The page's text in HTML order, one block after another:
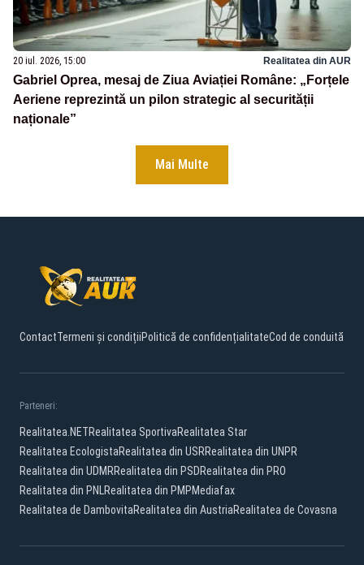
20 iul. 2026, 15:00 Realitatea din AUR
Gabriel Oprea, mesaj de Ziua Aviației Române: „Forțele
Aeriene reprezintă un pilon strategic al securității
naționale”
Mai Multe
ContactTermeni și condițiiPolitică de confidențialitateCod de conduită
Parteneri:
Realitatea.NETRealitatea SportivaRealitatea Star
Realitatea EcologistaRealitatea din USRRealitatea din UNPR
Realitatea din UDMRRealitatea din PSDRealitatea din PRO
Realitatea din PNLRealitatea din PMPMediafax
Realitatea de DambovitaRealitatea din AustriaRealitatea de Covasna